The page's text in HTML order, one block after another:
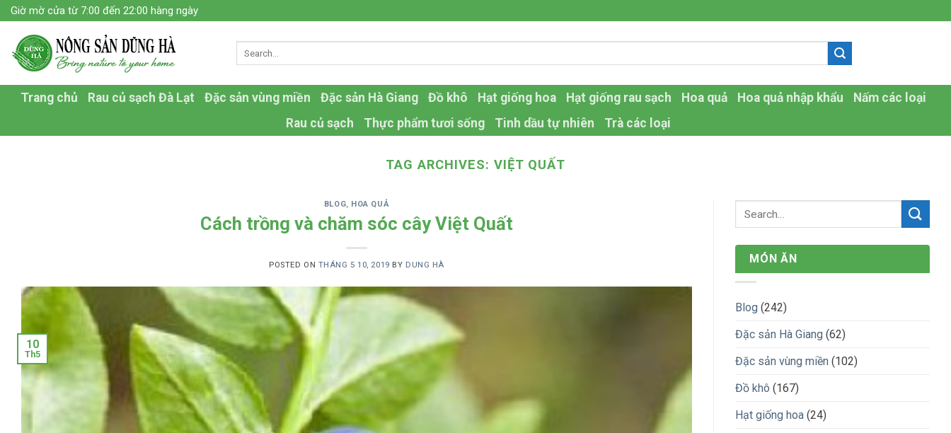
Skip
to
content
Giờ mờ cửa từ 7:00 đến 22:00 hàng ngày
Trang chủ Rau củ sạch Đà Lạt Đặc sản vùng miền Đặc sản Hà Giang Đồ khô Hạt giống hoa Hạt giống rau sạch Hoa quả Hoa quả nhập khẩu
Nấm các loại
Rau củ sạch
Thực phẩm tươi sống Tinh dầu tự nhiên Trà các loại
TAG ARCHIVES: VIỆT QUẤT
BLOG, HOA QUẢ
Cách trồng và chăm sóc cây Việt Quất
POSTED ON THÁNG 5 10, 2019 BY DUNG HÀ
10
Th5
MÓN ĂN
Blog (242)
Đặc sản Hà Giang (62)
Đặc sản vùng miền (102)
Đồ khô (167)
Hạt giống hoa (24)